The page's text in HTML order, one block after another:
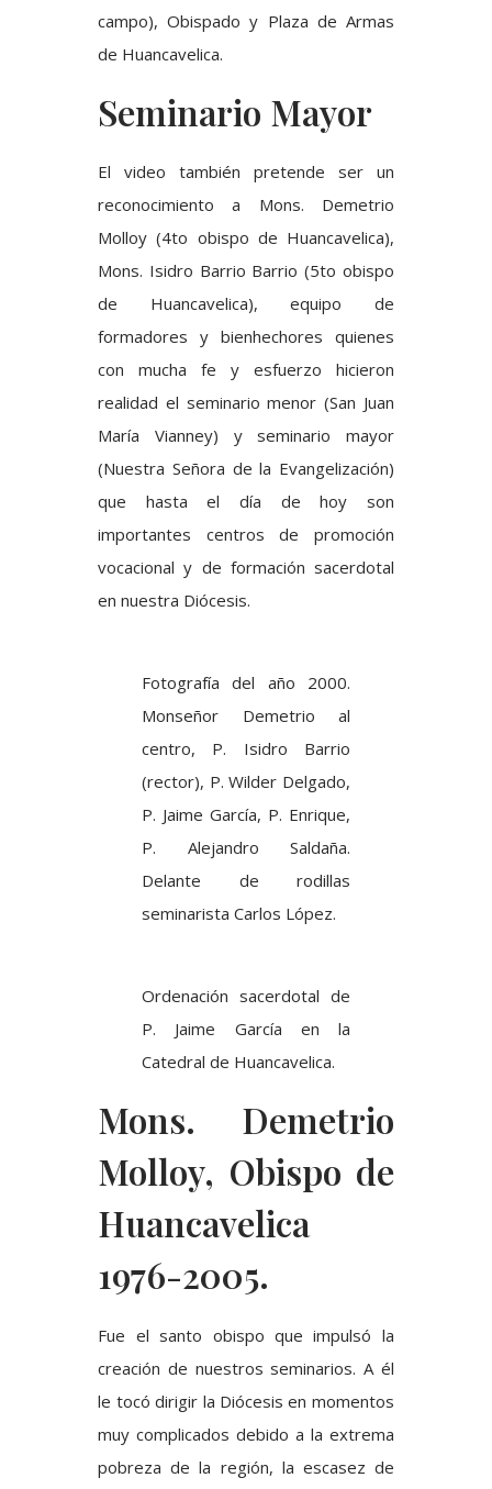
campo), Obispado y Plaza de Armas
de Huancavelica.
Seminario Mayor
El video también pretende ser un
reconocimiento a Mons. Demetrio
Molloy (4to obispo de Huancavelica),
Mons. Isidro Barrio Barrio (5to obispo
de Huancavelica), equipo de
formadores y bienhechores quienes
con mucha fe y esfuerzo hicieron
realidad el seminario menor (San Juan
María Vianney) y seminario mayor
(Nuestra Señora de la Evangelización)
que hasta el día de hoy son
importantes centros de promoción
vocacional y de formación sacerdotal
en nuestra Diócesis.
Fotografía del año 2000.
Monseñor Demetrio al
centro, P. Isidro Barrio
(rector), P. Wilder Delgado,
P. Jaime García, P. Enrique,
P. Alejandro Saldaña.
Delante de rodillas
seminarista Carlos López.
Ordenación sacerdotal de
P. Jaime García en la
Catedral de Huancavelica.
Mons. Demetrio
Molloy, Obispo de
Huancavelica
1976-2005.
Fue el santo obispo que impulsó la
creación de nuestros seminarios. A él
le tocó dirigir la Diócesis en momentos
muy complicados debido a la extrema
pobreza de la región, la escasez de